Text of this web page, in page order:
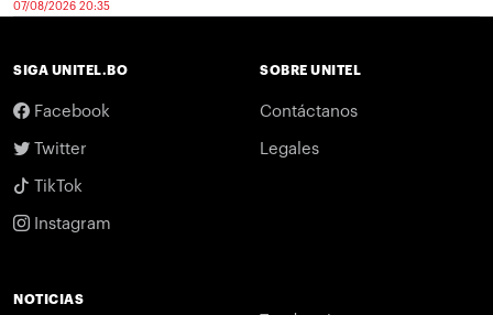
07/08/2026 20:35
SIGA UNITEL.BO
Facebook
Twitter
TikTok
Instagram
SOBRE UNITEL
Contáctanos
Legales
NOTICIAS